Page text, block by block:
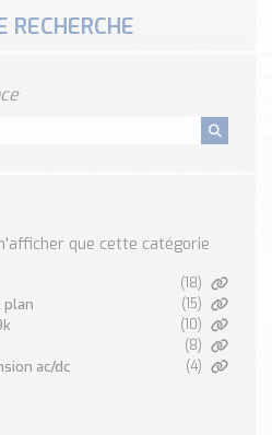
…
Documents,..)
Gaz
que cette catégorie
(18)
plan (15)
(10)
(8)
ac/dc (4)